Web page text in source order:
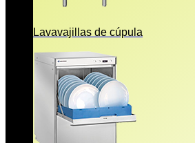
Lavavajillas de cúpula